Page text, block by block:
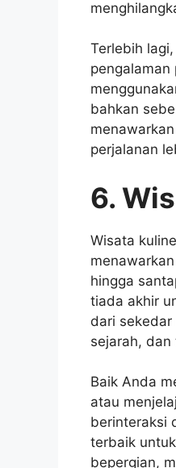
Terlebih
pengalaman
bahkan
perjalanan
6.
Wisata
hingga
tiada akhir
dari
sejarah,
Baik Anda
atau
berinteraksi
terbaik
bepergian,